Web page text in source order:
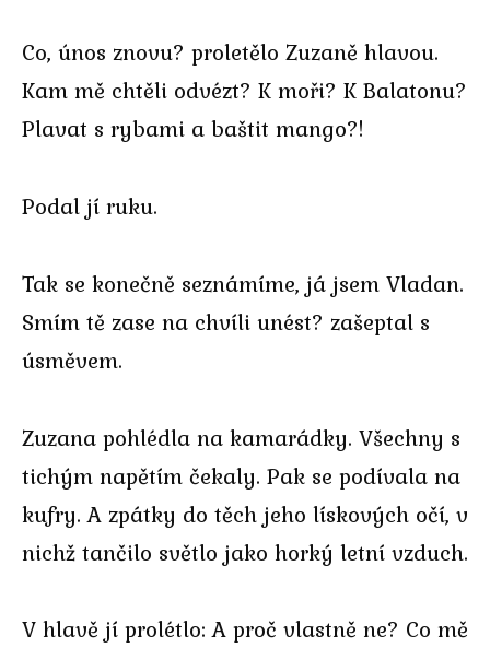
Co, únos znovu? proletělo Zuzaně hlavou.
Kam mě chtěli odvézt? K moři? K Balatonu?
Plavat s rybami a baštit mango?!
Podal jí ruku.
Tak se konečně seznámíme, já jsem Vladan.
Smím tě zase na chvíli unést? zašeptal s
úsměvem.
Zuzana pohlédla na kamarádky. Všechny s
tichým napětím čekaly. Pak se podívala na
kufry. A zpátky do těch jeho lískových očí, v
nichž tančilo světlo jako horký letní vzduch.
V hlavě jí prolétlo: A proč vlastně ne? Co mě